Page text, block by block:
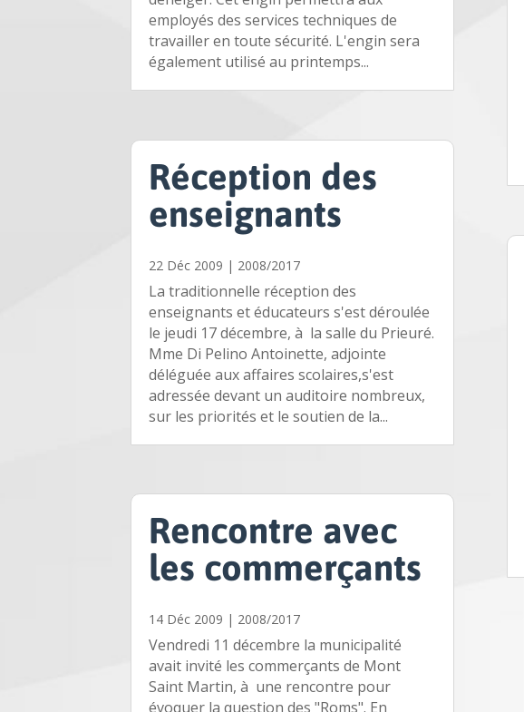
employés des services techniques de
travailler en toute sécurité. L'engin sera
également utilisé au printemps...
Réception des
enseignants
22 Déc 2009 | 2008/2017
La traditionnelle réception des
enseignants et éducateurs s'est déroulée
le jeudi 17 décembre, à la salle du Prieuré.
Mme Di Pelino Antoinette, adjointe
déléguée aux affaires scolaires,s'est
adressée devant un auditoire nombreux,
sur les priorités et le soutien de la...
Rencontre avec
les commerçants
14 Déc 2009 | 2008/2017
Vendredi 11 décembre la municipalité
avait invité les commerçants de Mont
Saint Martin, à une rencontre pour
évoquer la question des "Roms". En